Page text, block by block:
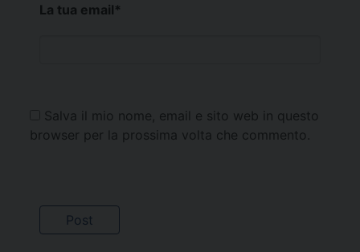
La tua email*
Salva il mio nome, email e sito web in questo
browser per la prossima volta che commento.